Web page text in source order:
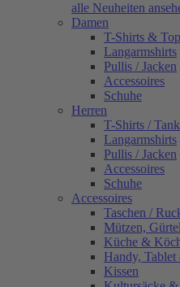
alle Neuheiten
Damen
T-Shirts &
Langarmshirts
Pullis / Jacken
Accessoires
Schuhe
Herren
T-Shirts /
Langarmshirts
Pullis / Jacken
Accessoires
Schuhe
Accessoires
Taschen /
Mützen,
Küche &
Handy,
Kissen